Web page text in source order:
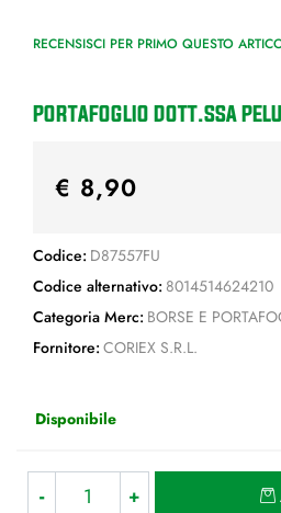
RECENSISCI PER PRIMO QUESTO
PORTAFOGLIO DOTT.SSA
€ 8,90
Codice: D87557FU
Codice alternativo: 8014514624210
Categoria Merc: BORSE E
Fornitore: CORIEX S.R.L.
Disponibile